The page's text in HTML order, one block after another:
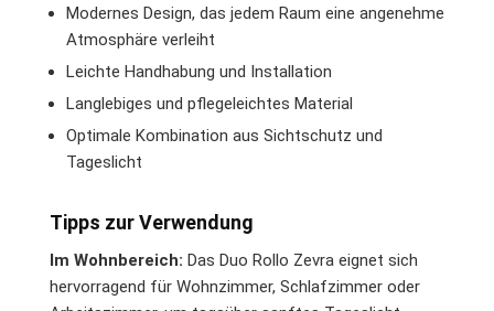
Modernes Design, das jedem Raum eine angenehme
Atmosphäre verleiht
Leichte Handhabung und Installation
Langlebiges und pflegeleichtes Material
Optimale Kombination aus Sichtschutz und
Tageslicht
Tipps zur Verwendung
Im Wohnbereich: Das Duo Rollo Zevra eignet sich
hervorragend für Wohnzimmer, Schlafzimmer oder